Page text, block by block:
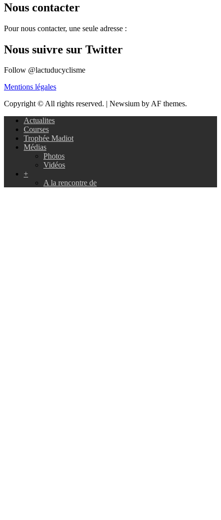
Nous contacter
Pour nous contacter, une seule adresse :
Nous suivre sur Twitter
Follow @lactuducyclisme
Mentions légales
Copyright © All rights reserved. | Newsium by AF themes.
Actualites
Courses
Trophée Madiot
Médias
Photos
Vidéos
+
A la rencontre de